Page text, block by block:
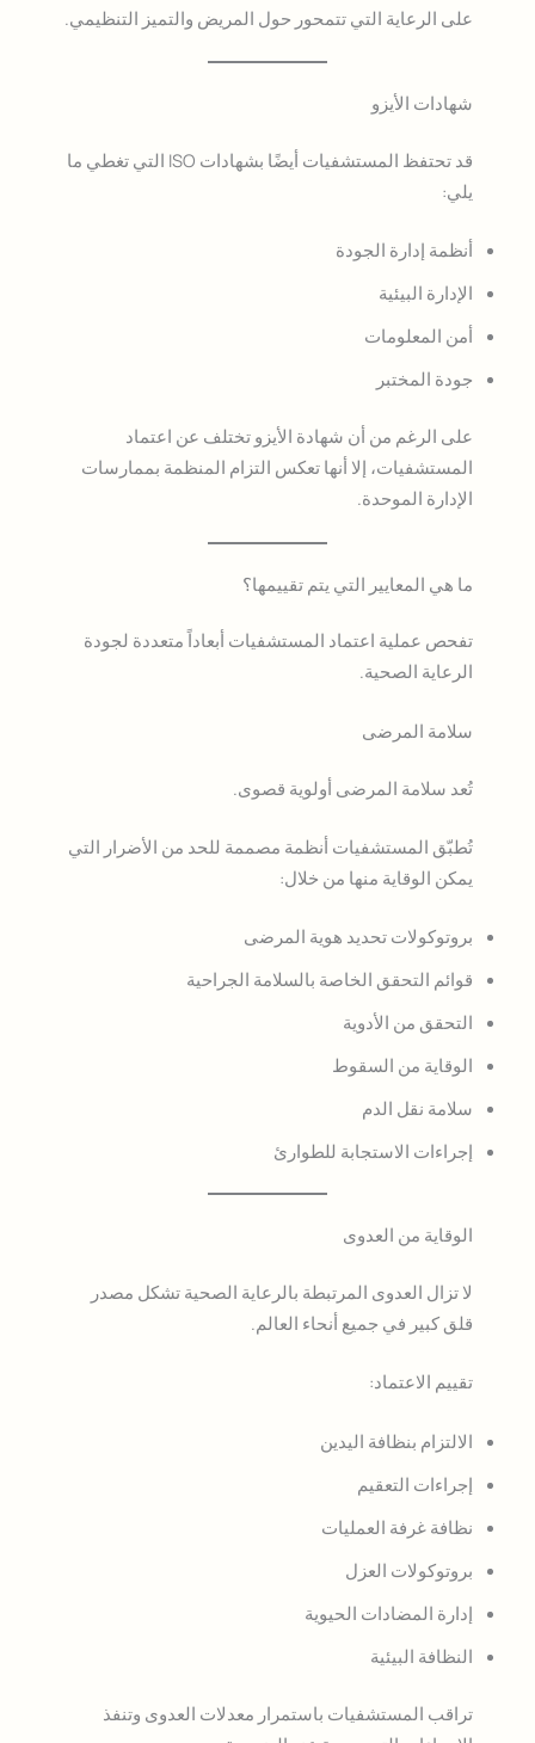
على الرعاية التي تتمحور حول المريض والتميز التنظيمي.
شهادات الأيزو
قد تحتفظ المستشفيات أيضًا بشهادات ISO التي تغطي ما
يلي:
أنظمة إدارة الجودة
الإدارة البيئية
أمن المعلومات
جودة المختبر
على الرغم من أن شهادة الأيزو تختلف عن اعتماد
المستشفيات، إلا أنها تعكس التزام المنظمة بممارسات
الإدارة الموحدة.
ما هي المعايير التي يتم تقييمها؟
تفحص عملية اعتماد المستشفيات أبعاداً متعددة لجودة
الرعاية الصحية.
سلامة المرضى
تُعد سلامة المرضى أولوية قصوى.
تُطبّق المستشفيات أنظمة مصممة للحد من الأضرار التي
يمكن الوقاية منها من خلال:
بروتوكولات تحديد هوية المرضى
قوائم التحقق الخاصة بالسلامة الجراحية
التحقق من الأدوية
الوقاية من السقوط
سلامة نقل الدم
إجراءات الاستجابة للطوارئ
الوقاية من العدوى
لا تزال العدوى المرتبطة بالرعاية الصحية تشكل مصدر
قلق كبير في جميع أنحاء العالم.
تقييم الاعتماد:
الالتزام بنظافة اليدين
إجراءات التعقيم
نظافة غرفة العمليات
بروتوكولات العزل
إدارة المضادات الحيوية
النظافة البيئية
تراقب المستشفيات باستمرار معدلات العدوى وتنفذ